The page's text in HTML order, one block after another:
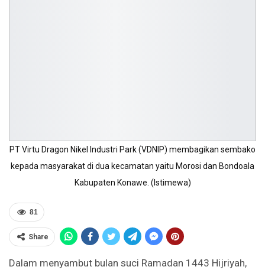
PT Virtu Dragon Nikel Industri Park (VDNIP) membagikan sembako
kepada masyarakat di dua kecamatan yaitu Morosi dan Bondoala
Kabupaten Konawe. (Istimewa)
81
Share
Dalam menyambut bulan suci Ramadan 1443 Hijriyah,